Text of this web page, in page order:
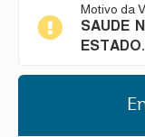
Motivo da
SAUDE
ESTADO.